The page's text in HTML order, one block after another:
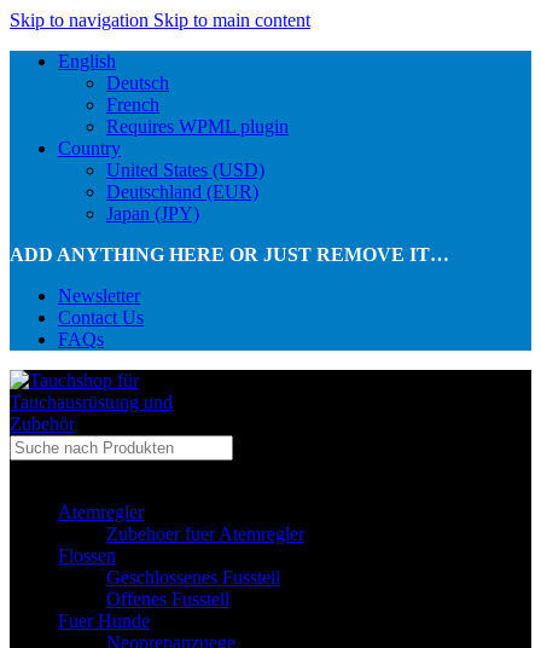
Skip to navigation Skip to main content
English
Deutsch
French
Requires WPML plugin
Country
United States (USD)
Deutschland (EUR)
Japan (JPY)
ADD ANYTHING HERE OR JUST REMOVE IT…
Newsletter
Contact Us
FAQs
Atemregler
Zubehoer fuer Atemregler
Flossen
Geschlossenes Fussteil
Offenes Fussteil
Fuer Hunde
Neoprenanzuege